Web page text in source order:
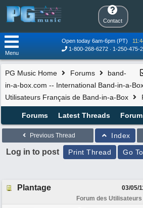
Contact
Open today 6am-6pm (PT)
1-800-268-6272
1-250-475-
Menu
PG Music Home Forums
band-
in-a-box.com -- International Band-in-a-
Utilisateurs Français de Band-in-a-Box
Forums Latest Threads
Previous Thread Index
Log in to post Print Thread Go To
Plantage 03/05/
Forum des